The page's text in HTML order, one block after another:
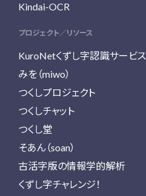
Kindai-OCR
プロジェクト／リソース
KuroNetくずし字認識サービス
みを（miwo）
つくしプロジェクト
つくしチャット
つくし堂
そあん（soan）
古活字版の情報学的解析
くずし字チャレンジ！